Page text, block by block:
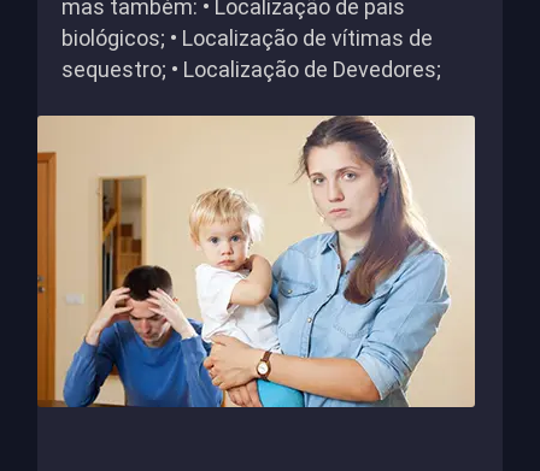
mas também: • Localização de pais
biológicos; • Localização de vítimas de
sequestro; • Localização de Devedores;